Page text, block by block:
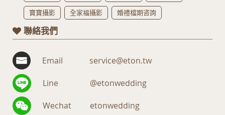
寶寶攝影
全家福攝影 婚禮檔期咨詢
聯絡我們
Email service@eton.tw
Line @etonwedding
Wechat etonwedding